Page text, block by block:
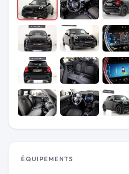
ÉQUIPEMENTS